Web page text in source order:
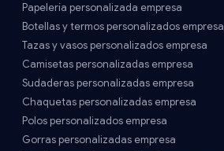
Papelería personalizada empresa
Botellas y termos personalizados empresa
Tazas y vasos personalizados empresa
Camisetas personalizadas empresa
Sudaderas personalizadas empresa
Chaquetas personalizadas empresa
Polos personalizados empresa
Gorras personalizadas empresa